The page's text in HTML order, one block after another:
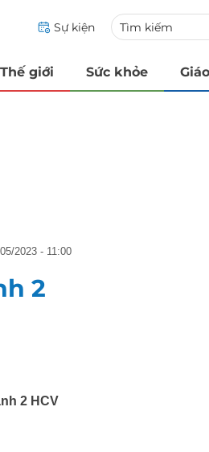
Sự kiện
Thế giới Sức khỏe
2023 - 11:00
2
2 HCV